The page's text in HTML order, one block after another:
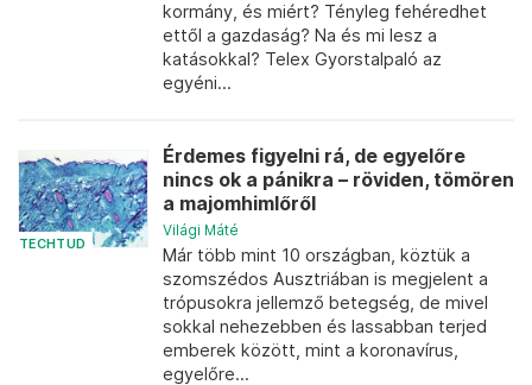
kormány, és miért? Tényleg fehéredhet
ettől a gazdaság? Na és mi lesz a
katásokkal? Telex Gyorstalpaló az
egyéni...
TECHTUD
Érdemes figyelni rá, de egyelőre
nincs ok a pánikra – röviden, tömören
a majomhimlőről
Világi Máté
Már több mint 10 országban, köztük a
szomszédos Ausztriában is megjelent a
trópusokra jellemző betegség, de mivel
sokkal nehezebben és lassabban terjed
emberek között, mint a koronavírus,
egyelőre...